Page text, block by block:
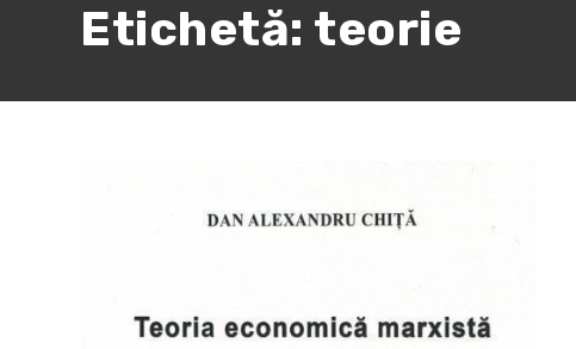
Etichetă: teorie